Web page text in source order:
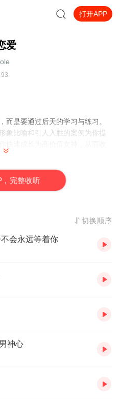
打开APP
爱
93
而是要通过后天的学习与练习。
象比喻和引人入胜的案例为你提
，完整收听
切换顺序
会永远等着你
神心